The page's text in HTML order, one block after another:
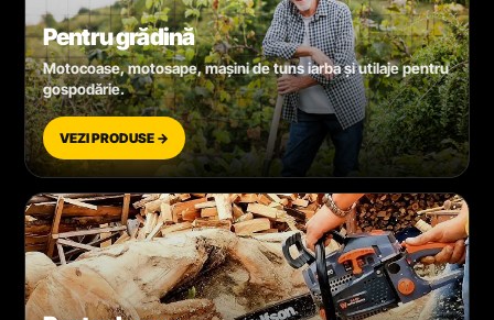
Pentru grădină
Motocoase, motosape, mașini de tuns iarba și utilaje pentru
gospodărie.
VEZI PRODUSE →